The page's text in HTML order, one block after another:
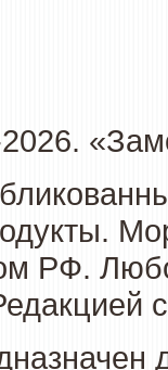
РФ.